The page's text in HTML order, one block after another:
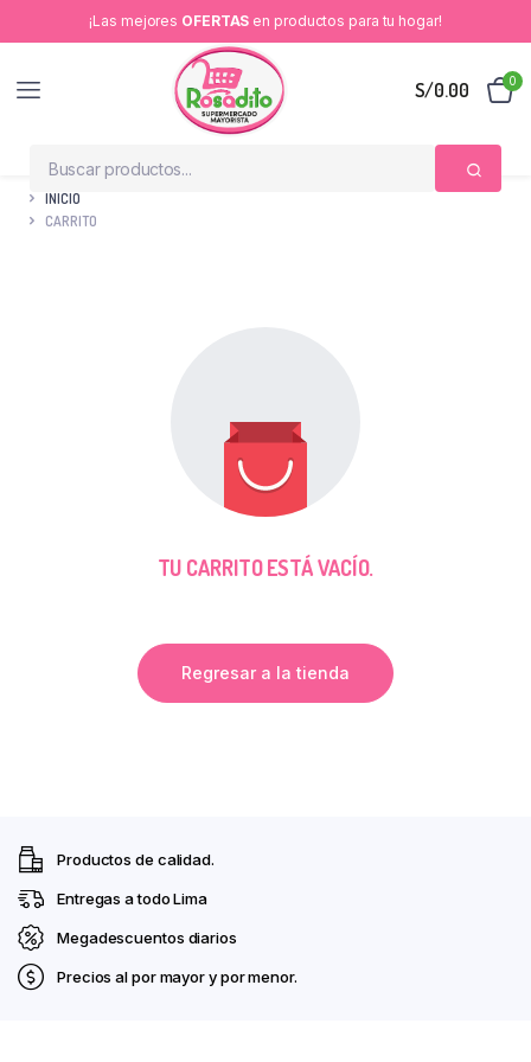
¡Las mejores OFERTAS en productos para tu hogar!
S/0.00 0
INICIO
CARRITO
TU CARRITO ESTÁ VACÍO.
Regresar a la tienda
Productos de calidad.
Entregas a todo Lima
Megadescuentos diarios
Precios al por mayor y por menor.